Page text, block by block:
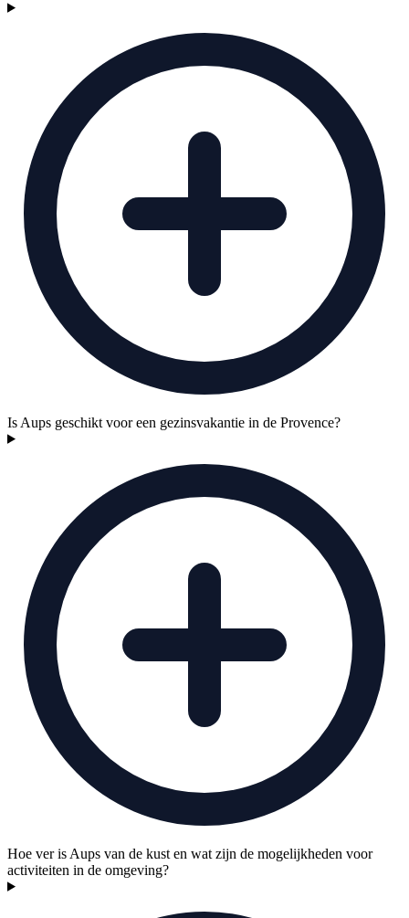
Is Aups geschikt voor een gezinsvakantie in de Provence?
Hoe ver is Aups van de kust en wat zijn de mogelijkheden voor
activiteiten in de omgeving?